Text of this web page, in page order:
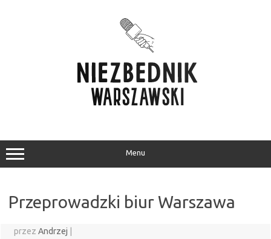
Menu
Przeprowadzki biur Warszawa
przez Andrzej